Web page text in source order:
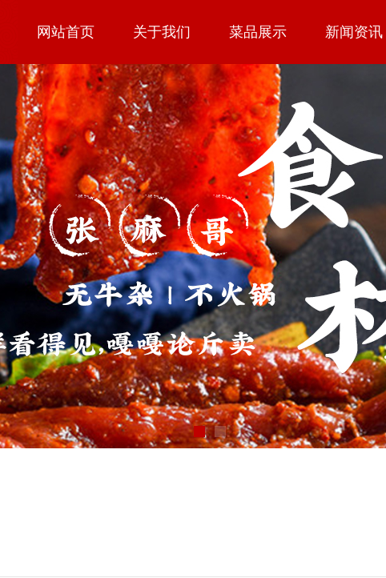
网站首页 关于我们 菜品展示 新闻资讯